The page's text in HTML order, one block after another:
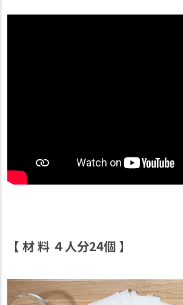
【 材 料 ４人分24個 】